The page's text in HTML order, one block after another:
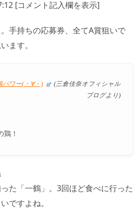
[コメント記入欄を表示]
手持ちの応募券、全てA賞狙いで
ます。
パワー(・∀・)
(三倉佳奈オフィシャル
ブログより)
鶏！
た「一鶴」。3回ほど食べに行った
ですよね。